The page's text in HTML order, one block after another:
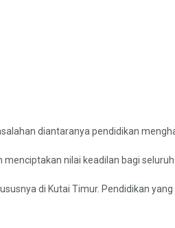
diantaranya pendidikan
nilai keadilan bagi
di Kutai Timur. Pendidikan